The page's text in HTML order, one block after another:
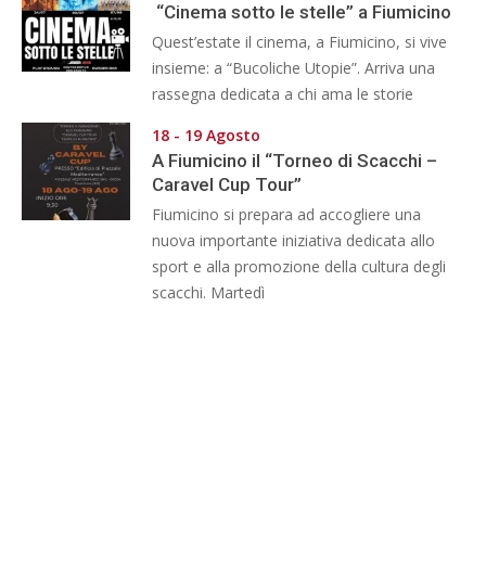
“Cinema sotto le stelle” a Fiumicino
Quest’estate il cinema, a Fiumicino, si vive
insieme: a “Bucoliche Utopie”. Arriva una
rassegna dedicata a chi ama le storie
18 - 19 Agosto
A Fiumicino il “Torneo di Scacchi –
Caravel Cup Tour”
Fiumicino si prepara ad accogliere una
nuova importante iniziativa dedicata allo
sport e alla promozione della cultura degli
scacchi. Martedì